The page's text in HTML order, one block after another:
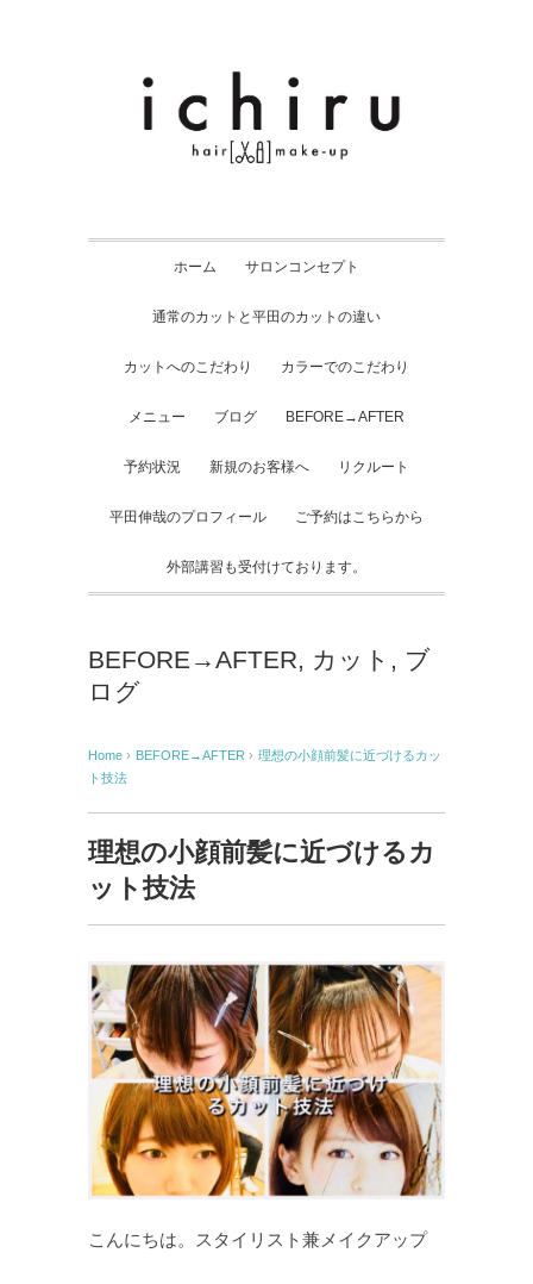
ホーム サロンコンセプト
通常のカットと平田のカットの違い
カットへのこだわり カラーでのこだわり
メニュー ブログ BEFORE→AFTER
予約状況 新規のお客様へ リクルート
平田伸哉のプロフィール ご予約はこちらから
外部講習も受付けております。
BEFORE→AFTER, カット , ブ
ログ
Home › BEFORE→AFTER › 理想の小顔前髪に近づけるカッ
ト技法
理想の小顔前髪に近づけるカ
ット技法
こんにちは。スタイリスト兼メイクアップ